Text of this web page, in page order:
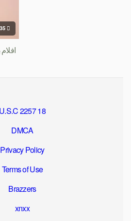
03:35
18 U.S.C 2257
DMCA
Privacy Policy
Terms of Use
Brazzers
xnxx